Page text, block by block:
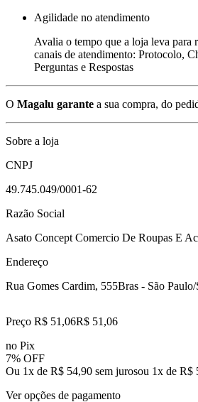
Agilidade no atendimento
Avalia o tempo que a loja leva para
canais de atendimento: Protocolo,
Perguntas e Respostas
O Magalu garante a sua compra, do
Sobre a loja
CNPJ
49.745.049/0001-62
Razão Social
Asato Concept Comercio De Roupas E
Endereço
Rua Gomes Cardim, 555Bras - São Paulo/
Preço R$ 51,06R$ 51 ,06
no Pix
7% OFF
Ou 1x de R$ 54,90 sem jurosou 1x de R$
Ver opções de pagamento